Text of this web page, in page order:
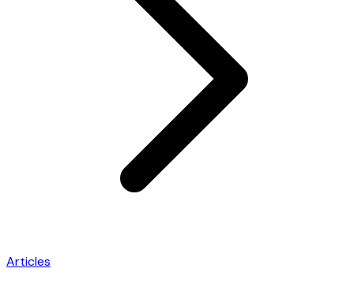
Articles